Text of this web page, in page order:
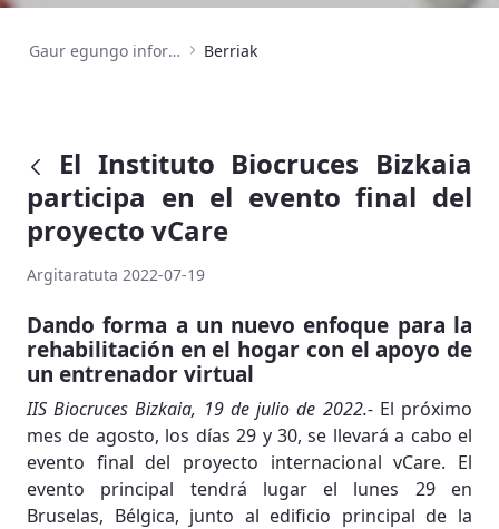
Gaur egungo informazioa Berriak
El Instituto Biocruces Bizkaia
participa en el evento final del
proyecto vCare
Argitaratuta 2022-07-19
Dando forma a un nuevo enfoque para la
rehabilitación en el hogar con el apoyo de
un entrenador virtual
IIS Biocruces Bizkaia, 19 de julio de 2022.- El próximo
mes de agosto, los días 29 y 30, se llevará a cabo el
evento final del proyecto internacional vCare. El
evento principal tendrá lugar el lunes 29 en
Bruselas, Bélgica, junto al edificio principal de la